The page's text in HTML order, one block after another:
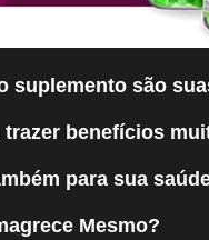
suplemento são
benefícios
para sua
Mesmo?